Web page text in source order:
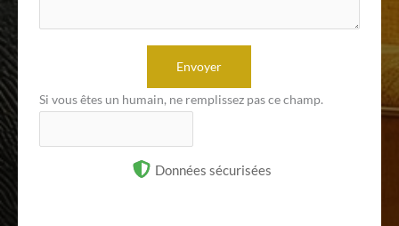
Envoyer
Si vous êtes un humain, ne remplissez pas ce champ.
Données sécurisées